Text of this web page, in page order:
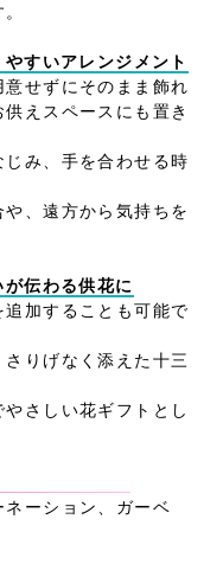
すいアレンジメント
せずにそのまま飾れ
えスペースにも置き
み、手を合わせる時
、遠方から気持ちを
伝わる供花に
加することも可能で
りげなく添えた十三
さしい花ギフトとし
ーション、ガーベ